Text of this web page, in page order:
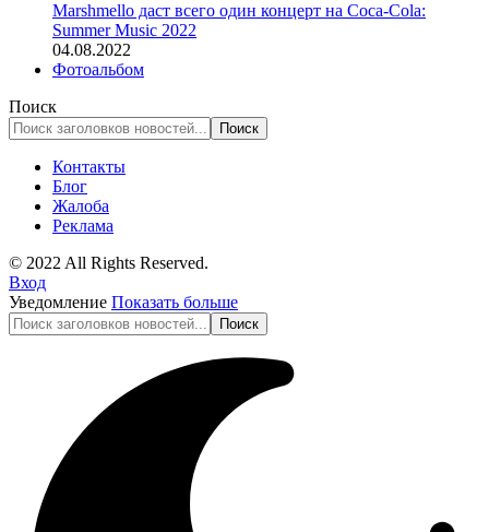
Marshmello даст всего один концерт на Coca-Cola:
Summer Music 2022
04.08.2022
Фотоальбом
Поиск
Контакты
Блог
Жалоба
Реклама
© 2022 All Rights Reserved.
Вход
Уведомление Показать больше